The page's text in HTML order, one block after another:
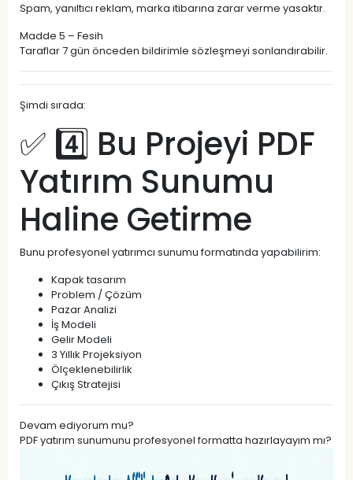
Spam, yanıltıcı reklam, marka itibarına zarar verme yasaktır.
Madde 5 – Fesih
Taraflar 7 gün önceden bildirimle sözleşmeyi sonlandırabilir.
Şimdi sırada:
✅ 4️⃣ Bu Projeyi PDF
Yatırım Sunumu
Haline Getirme
Bunu profesyonel yatırımcı sunumu formatında yapabilirim:
Kapak tasarım
Problem / Çözüm
Pazar Analizi
İş Modeli
Gelir Modeli
3 Yıllık Projeksiyon
Ölçeklenebilirlik
Çıkış Stratejisi
Devam ediyorum mu?
PDF yatırım sunumunu profesyonel formatta hazırlayayım mı?